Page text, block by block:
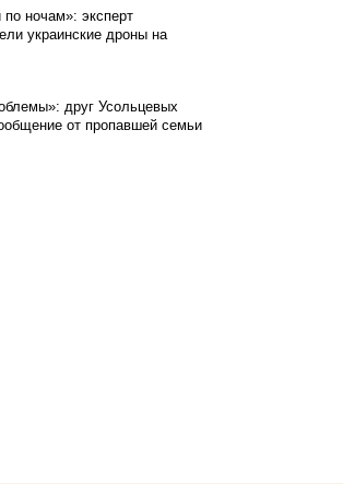
ночам»: эксперт
украинские дроны на
друг Усольцевых
от пропавшей семьи